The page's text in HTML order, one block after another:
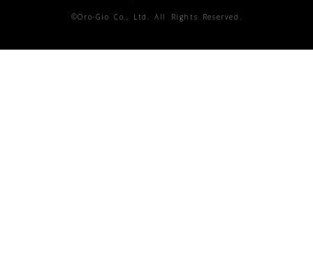
©Oro-Gio Co., Ltd. All Rights Reserved.